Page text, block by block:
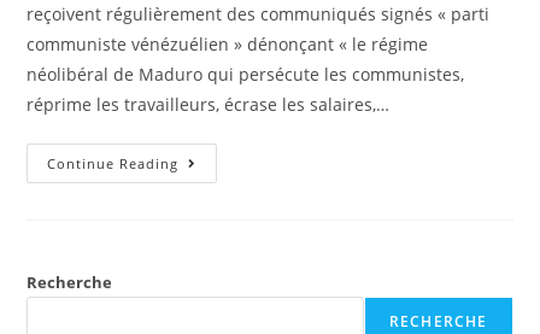
reçoivent régulièrement des communiqués signés « parti
communiste vénézuélien » dénonçant « le régime
néolibéral de Maduro qui persécute les communistes,
réprime les travailleurs, écrase les salaires,…
Continue Reading
Recherche
RECHERCHE